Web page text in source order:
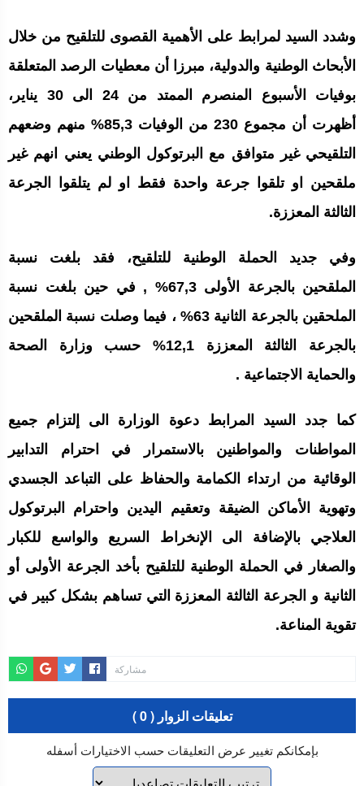
وشدد السيد لمرابط على الأهمية القصوى للتلقيح من خلال
الأبحاث الوطنية والدولية، مبرزا أن معطيات الرصد المتعلقة
بوفيات الأسبوع المنصرم الممتد من 24 الى 30 يناير،
أظهرت أن مجموع 230 من الوفيات 85,3% منهم وضعهم
التلقيحي غير متوافق مع البرتوكول الوطني يعني انهم غير
ملقحين او تلقوا جرعة واحدة فقط او لم يتلقوا الجرعة
الثالثة المعززة.
وفي جديد الحملة الوطنية للتلقيح، فقد بلغت نسبة
الملقحين بالجرعة الأولى 67,3% , في حين بلغت نسبة
الملحقين بالجرعة الثانية 63% ، فيما وصلت نسبة الملقحين
بالجرعة الثالثة المعززة 12,1% حسب وزارة الصحة
والحماية الاجتماعية .
كما جدد السيد المرابط دعوة الوزارة الى إلتزام جميع
المواطنات والمواطنين بالاستمرار في احترام التدابير
الوقائية من ارتداء الكمامة والحفاظ على التباعد الجسدي
وتهوية الأماكن الضيقة وتعقيم اليدين واحترام البرتوكول
العلاجي بالإضافة الى الإنخراط السريع والواسع للكبار
والصغار في الحملة الوطنية للتلقيح بأخد الجرعة الأولى أو
الثانية و الجرعة الثالثة المعززة التي تساهم بشكل كبير في
تقوية المناعة.
مشاركة
تعليقات الزوار ( 0 )
بإمكانكم تغيير عرض التعليقات حسب الاختيارات أسفله